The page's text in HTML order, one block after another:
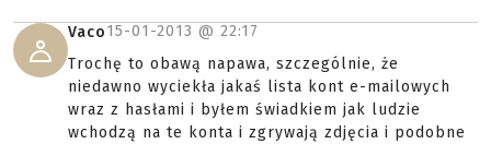
Vaco15-01-2013 @ 22:17
Trochę to obawą napawa, szczególnie, że
niedawno wyciekła jakaś lista kont e-mailowych
wraz z hasłami i byłem świadkiem jak ludzie
wchodzą na te konta i zgrywają zdjęcia i podobne